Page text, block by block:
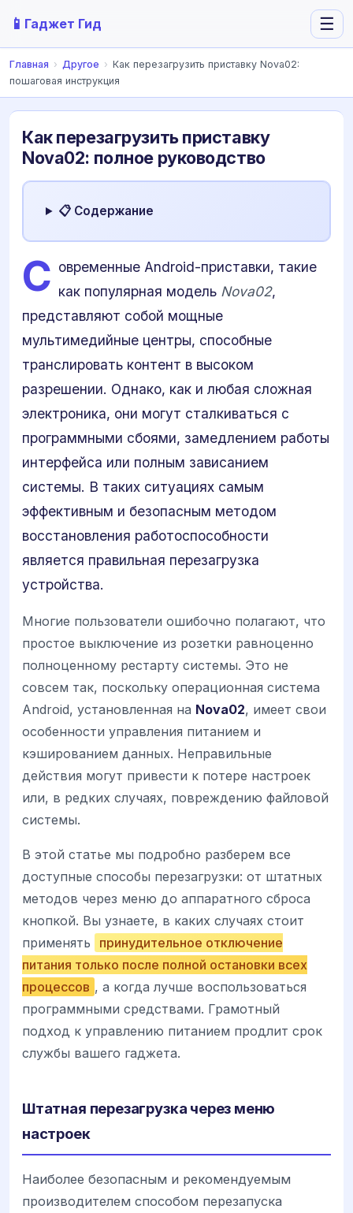
📱 Гаджет Гид ☰
Главная › Другое › Как перезагрузить приставку Nova02:
пошаговая инструкция
Как перезагрузить приставку
Nova02: полное руководство
📋 Содержание
С овременные Android-приставки, такие
как популярная модель Nova02,
представляют собой мощные
мультимедийные центры, способные
транслировать контент в высоком
разрешении. Однако, как и любая сложная
электроника, они могут сталкиваться с
программными сбоями, замедлением работы
интерфейса или полным зависанием
системы. В таких ситуациях самым
эффективным и безопасным методом
восстановления работоспособности
является правильная перезагрузка
устройства.
Многие пользователи ошибочно полагают, что
простое выключение из розетки равноценно
полноценному рестарту системы. Это не
совсем так, поскольку операционная система
Android, установленная на Nova02, имеет свои
особенности управления питанием и
кэшированием данных. Неправильные
действия могут привести к потере настроек
или, в редких случаях, повреждению файловой
системы.
В этой статье мы подробно разберем все
доступные способы перезагрузки: от штатных
методов через меню до аппаратного сброса
кнопкой. Вы узнаете, в каких случаях стоит
применять
принудительное отключение
питания только после полной остановки всех
процессов , а когда лучше воспользоваться
программными средствами. Грамотный
подход к управлению питанием продлит срок
службы вашего гаджета.
Штатная перезагрузка через меню
настроек
Наиболее безопасным и рекомендуемым
производителем способом перезапуска